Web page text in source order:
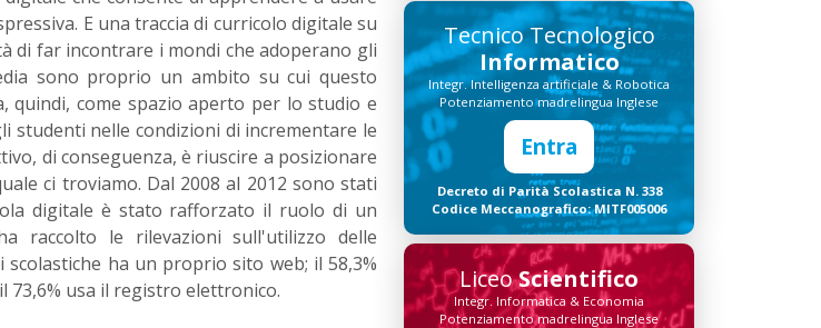
E una traccia di curricolo digitale su
di far incontrare i mondi che adoperano gli
sono proprio un ambito su cui questo
quindi, come spazio aperto per lo studio e
studenti nelle condizioni di incrementare le
di conseguenza, è riuscire a posizionare
ci troviamo. Dal 2008 al 2012 sono stati
digitale è stato rafforzato il ruolo di un
raccolto le rilevazioni sull'utilizzo delle
ha un proprio sito web; il 58,3%
73,6% usa il registro elettronico.
Tecnico Tecnologico
Informatico
Integr. Intelligenza artificiale & Robotica
Potenziamento madrelingua Inglese
Entra
Decreto di Parità Scolastica N. 338
Codice Meccanografico: MITF005006
LiceoScientifico
Integr. Informatica & Economia
Potenziamento madrelingua Inglese